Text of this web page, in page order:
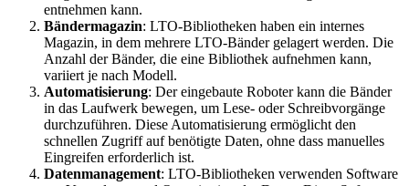
entnehmen kann.
Bändermagazin: LTO-Bibliotheken haben ein internes
Magazin, in dem mehrere LTO-Bänder gelagert werden. Die
Anzahl der Bänder, die eine Bibliothek aufnehmen kann,
variiert je nach Modell.
Automatisierung: Der eingebaute Roboter kann die Bänder
in das Laufwerk bewegen, um Lese- oder Schreibvorgänge
durchzuführen. Diese Automatisierung ermöglicht den
schnellen Zugriff auf benötigte Daten, ohne dass manuelles
Eingreifen erforderlich ist.
Datenmanagement: LTO-Bibliotheken verwenden Software